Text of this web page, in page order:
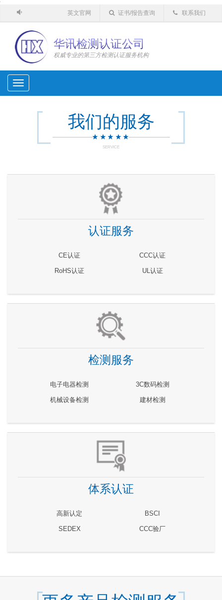
'
英文官网 证书/报告查询 联系我们
华讯检测认证公司
权威专业的第三方检测认证服务机构
Toggle
navigation
我们的服务
SERVICE
认证服务
CE认证 CCC认证
RoHS认证 UL认证
检测服务
电子电器检测 3C数码检测
机械设备检测 建材检测
体系认证
高新认定 BSCI
SEDEX CCC验厂